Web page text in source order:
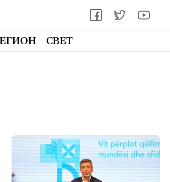
СВЕТ